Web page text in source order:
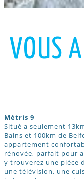
VOUS
Métris 9
Situé a seulement
Bains et 100km de
appartement
rénovée, parfait pour
y trouverez une pièce
une télévision, une